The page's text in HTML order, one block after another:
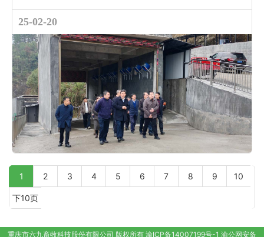
25-02-20
1 2 3 4 5 6 7 8 9 10
下10页
重庆市六九畜牧科技股份有限公司 版权所有 渝ICP备14007199号-1 渝公网安备